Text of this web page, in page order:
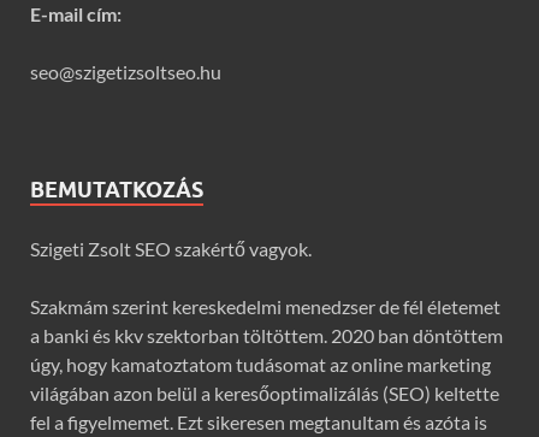
E-mail cím:
seo@szigetizsoltseo.hu
BEMUTATKOZÁS
Szigeti Zsolt SEO szakértő vagyok.
Szakmám szerint kereskedelmi menedzser de fél életemet
a banki és kkv szektorban töltöttem. 2020 ban döntöttem
úgy, hogy kamatoztatom tudásomat az online marketing
világában azon belül a keresőoptimalizálás (SEO) keltette
fel a figyelmemet. Ezt sikeresen megtanultam és azóta is